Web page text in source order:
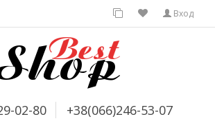
Вход
02-80 +38(066)246-53-07